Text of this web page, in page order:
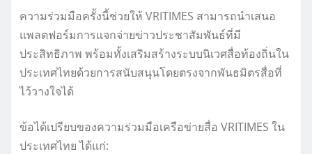
ความร่วมมือครั้งนี้ช่วยให้ VRITIMES สามารถนำเสนอ
แพลตฟอร์มการแจกจ่ายข่าวประชาสัมพันธ์ที่มี
ประสิทธิภาพ พร้อมทั้งเสริมสร้างระบบนิเวศสื่อท้องถิ่นใน
ประเทศไทยด้วยการสนับสนุนโดยตรงจากพันธมิตรสื่อที่
ไว้วางใจได้
ข้อได้เปรียบของความร่วมมือเครือข่ายสื่อ VRITIMES ใน
ประเทศไทย ได้แก่: